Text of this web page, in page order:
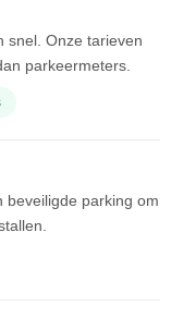
snel. Onze tarieven
parkeermeters.
beveiligde parking om